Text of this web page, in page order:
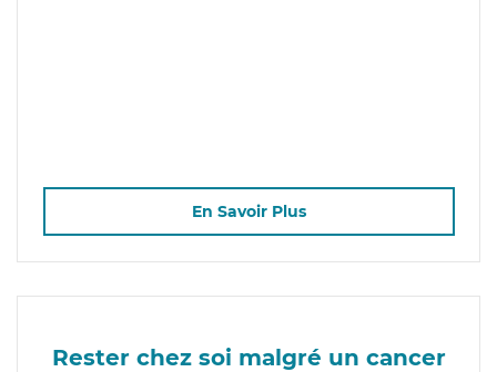
En Savoir Plus
Rester chez soi malgré un cancer